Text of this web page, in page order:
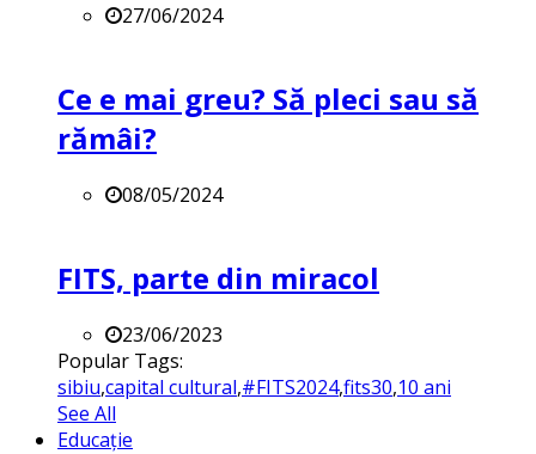
27/06/2024
Ce e mai greu? Să pleci sau să
rămâi?
08/05/2024
FITS, parte din miracol
23/06/2023
Popular Tags:
sibiu,capital cultural,#FITS2024,fits30,10 ani
See All
Educație